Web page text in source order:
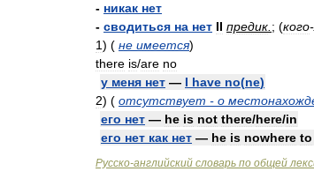
- никак нет
- сводиться на нет II предик ; (кого-
1) ( не имеется)
there is/are no
у меня нет — I have no(ne)
2) ( отсутствует - о
его нет — he is not there/here/in
его нет как нет — he is nowhere to
Русско-английский словарь по общей